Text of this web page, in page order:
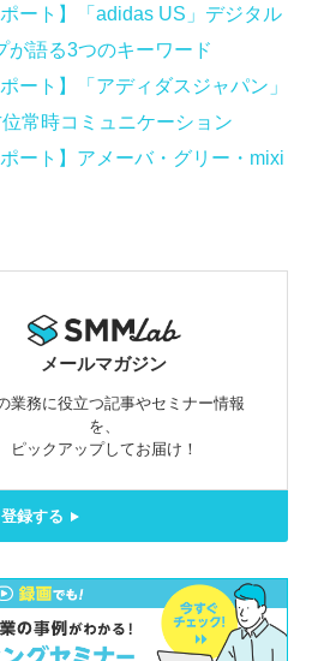
ート】「adidas US」デジタル
が語る3つのキーワード
ート】「アディダスジャパン」
常時コミュニケーション
ート】アメーバ・グリー・mixi
メールマガジン
業務に役立つ記事やセミナー情報
を、
ピックアップしてお届け！
登録する